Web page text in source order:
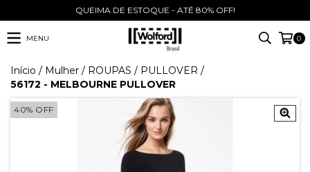
QUEIMA DE ESTOQUE - ATÉ 80% OFF!
MENU 0
Início / Mulher / ROUPAS / PULLOVER /
56172 - MELBOURNE PULLOVER
40% OFF